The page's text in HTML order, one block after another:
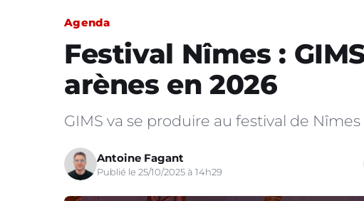
Agenda
Festival Nîmes :
arènes en 2026
GIMS va se produire au festival de Nîmes
Antoine Fagant
Publié le 25/10/2025 à 14h29